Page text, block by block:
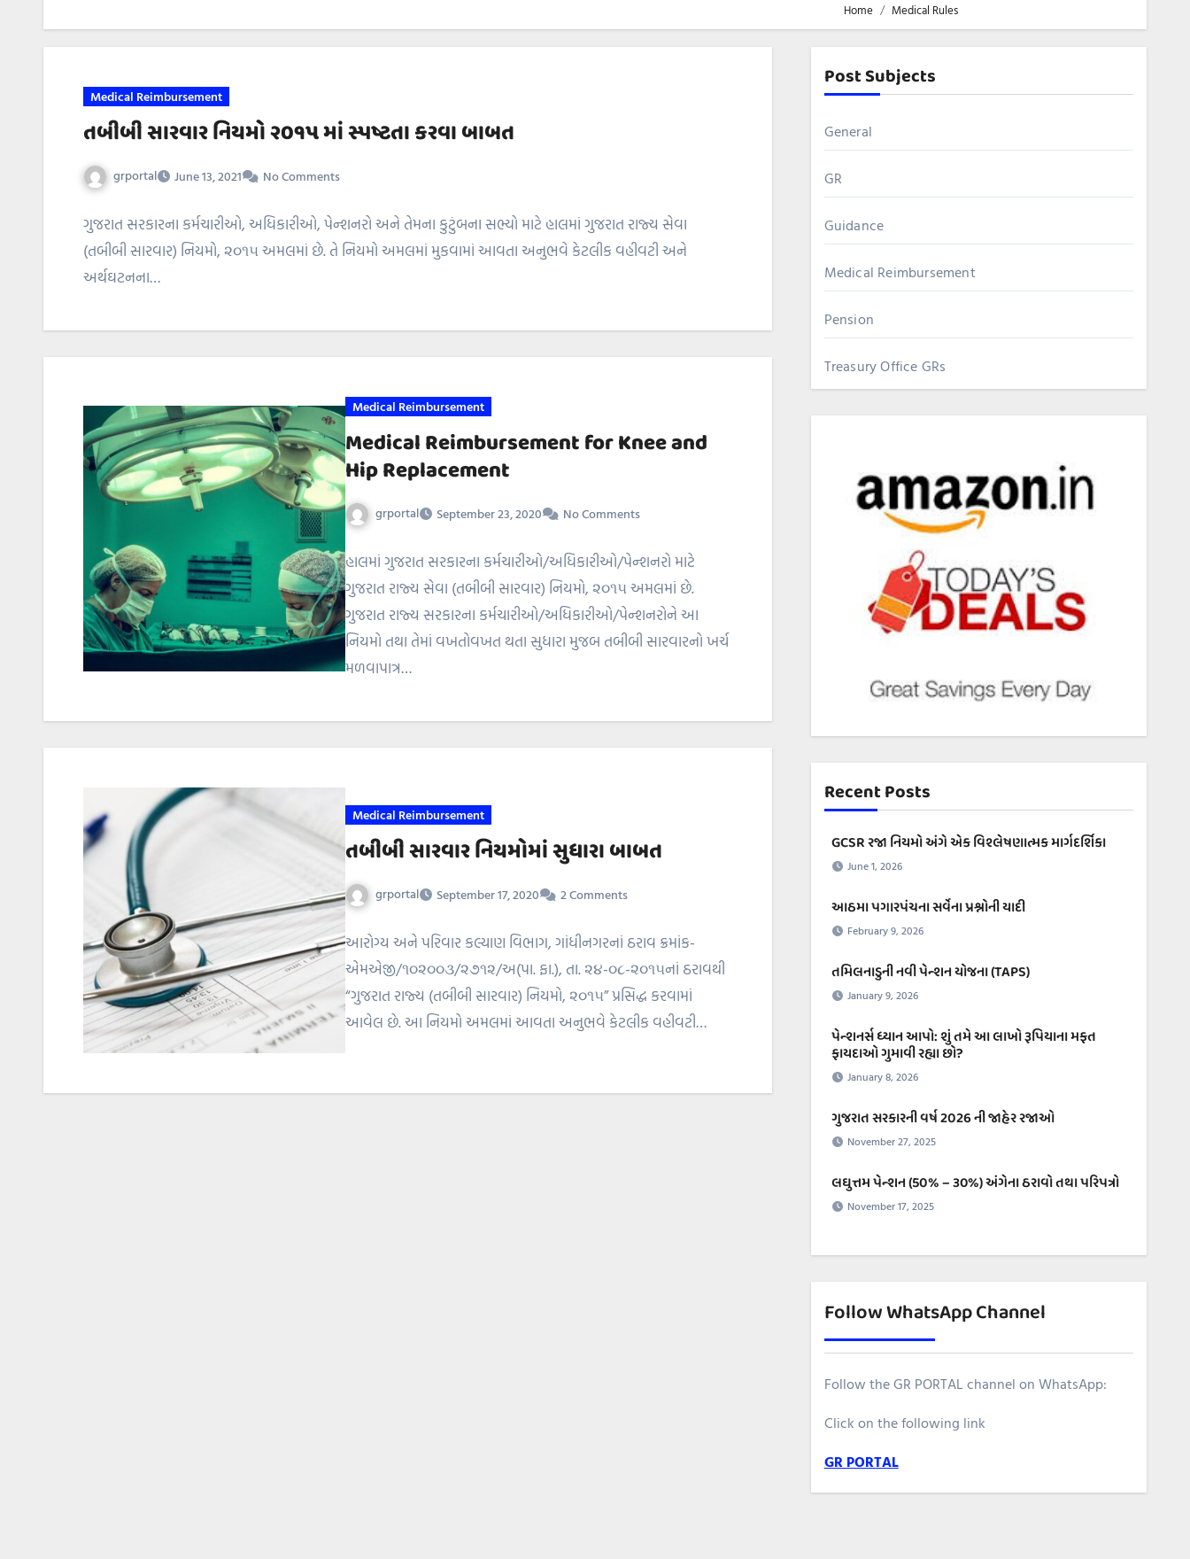
Home Medical Rules
Medical Reimbursement
તબીબી સારવાર નિયમો ૨૦૧૫ માં સ્પષ્ટતા કરવા બાબત
grportal June 13, 2021 No Comments
ગુજરાત સરકારના કર્મચારીઓ, અધિકારીઓ, પેન્શનરો અને તેમના કુટુંબના સભ્યો માટે હાલમાં ગુજરાત રાજ્ય સેવા
(તબીબી સારવાર) નિયમો, ૨૦૧૫ અમલમાં છે. તે નિયમો અમલમાં મુકવામાં આવતા અનુભવે કેટલીક વહીવટી અને
અર્થઘટનના…
Medical Reimbursement
Medical Reimbursement for Knee and
Hip Replacement
grportal September 23, 2020 No Comments
હાલમાં ગુજરાત સરકારના કર્મચારીઓ/અધિકારીઓ/પેન્શનરો માટે
ગુજરાત રાજ્ય સેવા (તબીબી સારવાર) નિયમો, ૨૦૧૫ અમલમાં છે.
ગુજરાત રાજ્ય સરકારના કર્મચારીઓ/અધિકારીઓ/પેન્શનરોને આ
નિયમો તથા તેમાં વખતોવખત થતા સુધારા મુજબ તબીબી સારવારનો ખર્ચ
મળવાપાત્ર…
Medical Reimbursement
તબીબી સારવાર નિયમોમાં સુધારા બાબત
grportal September 17, 2020 2 Comments
આરોગ્ય અને પરિવાર કલ્યાણ વિભાગ, ગાંધીનગરનાં ઠરાવ ક્રમાંક-
એમએજી/૧૦૨૦૦૩/૨૭૧૨/અ(પા. ફા.), તા. ૨૪-૦૮-૨૦૧૫નાં ઠરાવથી
“ગુજરાત રાજ્ય (તબીબી સારવાર) નિયમો, ૨૦૧૫” પ્રસિદ્ધ કરવામાં
આવેલ છે. આ નિયમો અમલમાં આવતા અનુભવે કેટલીક વહીવટી…
Post Subjects
General
GR
Guidance
Medical Reimbursement
Pension
Treasury Office GRs
Recent Posts
GCSR રજા નિયમો અંગે એક વિશ્લેષણાત્મક માર્ગદર્શિકા
June 1, 2026
આઠમા પગારપંચના સર્વેના પ્રશ્નોની યાદી
February 9, 2026
તમિલનાડુની નવી પેન્શન યોજના (TAPS)
January 9, 2026
પેન્શનર્સ ધ્યાન આપો: શું તમે આ લાખો રૂપિયાના મફત
ફાયદાઓ ગુમાવી રહ્યા છો?
January 8, 2026
ગુજરાત સરકારની વર્ષ 2026 ની જાહેર રજાઓ
November 27, 2025
લઘુત્તમ પેન્શન (50% – ૩૦%) અંગેના ઠરાવો તથા પરિપત્રો
November 17, 2025
Follow WhatsApp Channel
Follow the GR PORTAL channel on WhatsApp:
Click on the following link
GR PORTAL